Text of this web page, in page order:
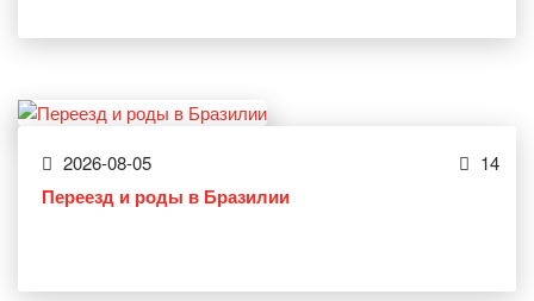
2026-08-05 14
Переезд и роды в Бразилии